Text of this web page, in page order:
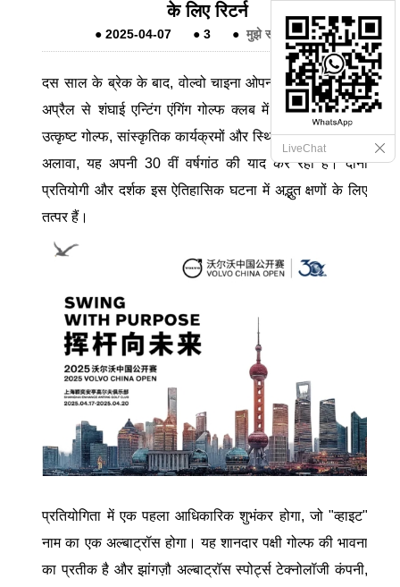
के लिए रिटर्न
●2025-04-07 ●3 ● मुझे संदेश दे देना
दस साल के ब्रेक के बाद, वोल्वो चाइना ओपन 17 अप्रैल से 20
अप्रैल से शंघाई एन्टिंग एंगिंग गोल्फ क्लब में वापस आ जाएगा।
उत्कृष्ट गोल्फ, सांस्कृतिक कार्यक्रमों और स्थिरता पर जोर देने के
अलावा, यह अपनी 30 वीं वर्षगांठ की याद कर रहा है। दोनों
प्रतियोगी और दर्शक इस ऐतिहासिक घटना में अद्भुत क्षणों के लिए
तत्पर हैं।
प्रतियोगिता में एक पहला आधिकारिक शुभंकर होगा, जो "व्हाइट"
नाम का एक अल्बाट्रॉस होगा। यह शानदार पक्षी गोल्फ की भावना
का प्रतीक है और झांगज़ौ अल्बाट्रॉस स्पोर्ट्स टेक्नोलॉजी कंपनी,
LiveChat